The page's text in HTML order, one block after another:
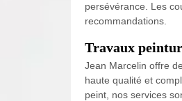
persévérance. Les
recommandations.
Travaux
Jean Marcelin offre
haute qualité et
peint, nos services